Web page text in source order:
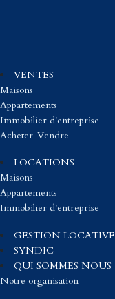
VENTES
Maisons
Appartements
Immobilier d'entreprise
Acheter-Vendre
LOCATIONS
Maisons
Appartements
Immobilier d'entreprise
GESTION LOCATIVE
SYNDIC
QUI SOMMES NOUS
Notre organisation